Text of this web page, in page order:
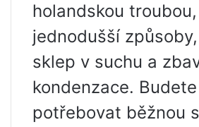
holandskou
jednodušší
sklep v suchu a
kondenzace. Budete
potřebovat běžnou